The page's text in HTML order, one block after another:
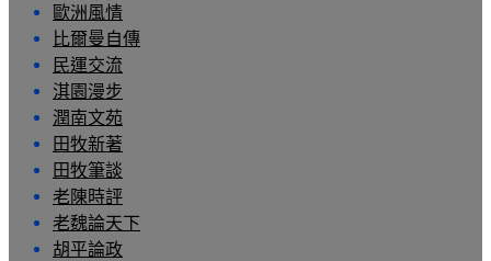
歐洲風情
比爾曼自傳
民運交流
淇園漫步
潤南文苑
田牧新著
田牧筆談
老陳時評
老魏論天下
胡平論政